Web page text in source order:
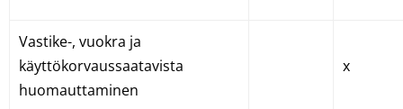
Vastike-, vuokra ja
käyttökorvaussaatavista
huomauttaminen
x